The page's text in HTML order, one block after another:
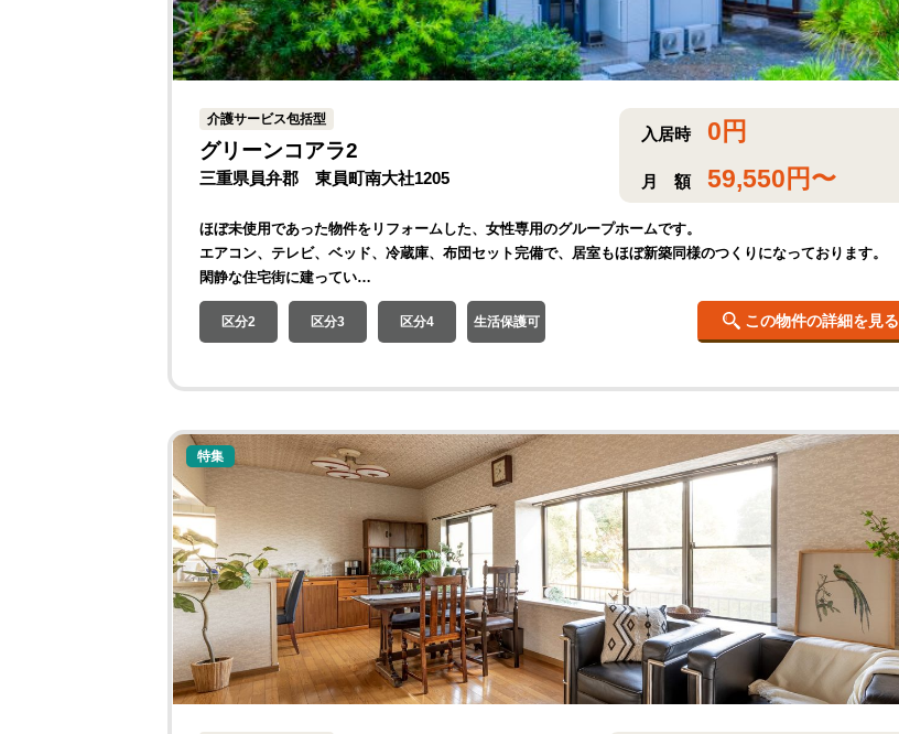
介護サービス包括型
グリーンコアラ2
三重県員弁郡 東員町南大社1205
入居時 0 円
月 額 59,550 円〜
ほぼ未使用であった物件をリフォームした、女性専用のグループホームです。
エアコン、テレビ、ベッド、冷蔵庫、布団セット完備で、居室もほぼ新築同様のつくりになっております。
閑静な住宅街に建ってい…
区分2 区分3 区分4 生活保護可 この物件の詳細を見る
特集